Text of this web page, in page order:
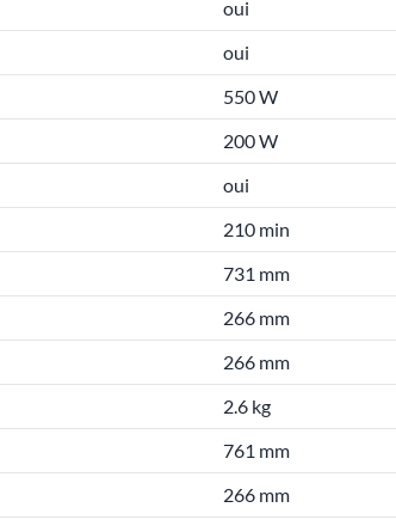
oui
oui
550 W
200 W
oui
210 min
731 mm
266 mm
266 mm
2.6 kg
761 mm
266 mm